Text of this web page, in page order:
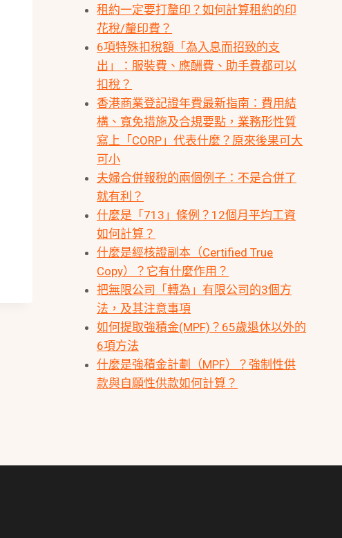
租約一定要打釐印？如何計算租約的印
花稅/釐印費？
6項特殊扣稅額「為入息而招致的支
出」：服裝費、應酬費、助手費都可以
扣稅？
香港商業登記證年費最新指南：費用結
構、寬免措施及合規要點，業務形性質
寫上「CORP」代表什麼？原來後果可大
可小
夫婦合併報稅的兩個例子：不是合併了
就有利？
什麼是「713」條例？12個月平均工資
如何計算？
什麼是經核證副本（Certified True
Copy）？它有什麼作用？
把無限公司「轉為」有限公司的3個方
法，及其注意事項
如何提取強積金(MPF)？65歲退休以外的
6項方法
什麼是強積金計劃（MPF）？強制性供
款與自願性供款如何計算？